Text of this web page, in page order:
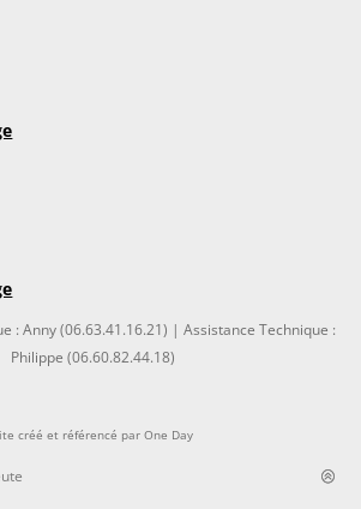
: Anny (06.63.41.16.21) | Assistance Technique :
Philippe (06.60.82.44.18)
créé et référencé par One Day